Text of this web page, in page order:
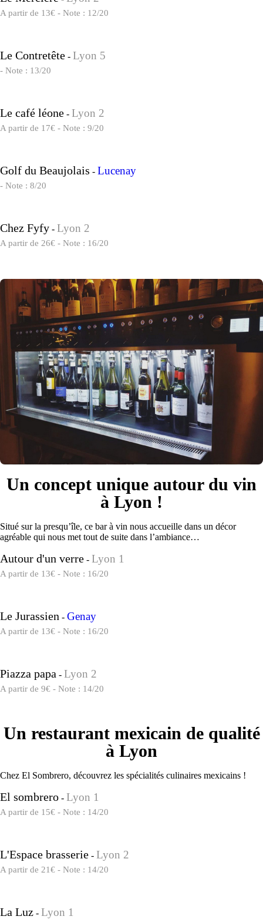
A partir de 13€ - Note : 12/20
Le Contretête - Lyon 5
- Note : 13/20
Le café léone - Lyon 2
A partir de 17€ - Note : 9/20
Golf du Beaujolais - Lucenay
- Note : 8/20
Chez Fyfy - Lyon 2
A partir de 26€ - Note : 16/20
Un concept unique autour du vin
à Lyon !
Situé sur la presqu’île, ce bar à vin nous accueille dans un décor
agréable qui nous met tout de suite dans l’ambiance…
Autour d'un verre - Lyon 1
A partir de 13€ - Note : 16/20
Le Jurassien - Genay
A partir de 13€ - Note : 16/20
Piazza papa - Lyon 2
A partir de 9€ - Note : 14/20
Un restaurant mexicain de qualité
à Lyon
Chez El Sombrero, découvrez les spécialités culinaires mexicains !
El sombrero - Lyon 1
A partir de 15€ - Note : 14/20
L'Espace brasserie - Lyon 2
A partir de 21€ - Note : 14/20
La Luz - Lyon 1